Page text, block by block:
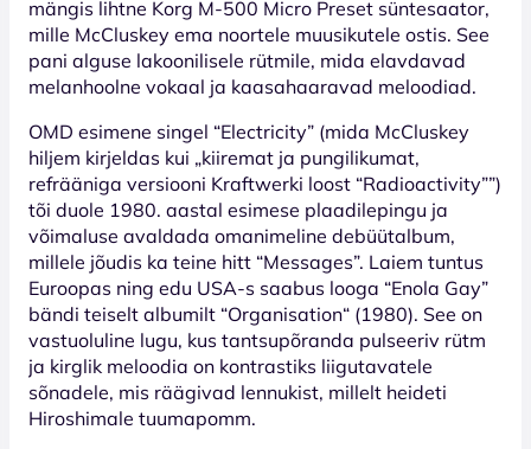
mängis lihtne Korg M-500 Micro Preset süntesaator,
mille McCluskey ema noortele muusikutele ostis. See
pani alguse lakoonilisele rütmile, mida elavdavad
melanhoolne vokaal ja kaasahaaravad meloodiad.
OMD esimene singel “Electricity” (mida McCluskey
hiljem kirjeldas kui „kiiremat ja pungilikumat,
refrääniga versiooni Kraftwerki loost “Radioactivity””)
tõi duole 1980. aastal esimese plaadilepingu ja
võimaluse avaldada omanimeline debüütalbum,
millele jõudis ka teine hitt “Messages”. Laiem tuntus
Euroopas ning edu USA-s saabus looga “Enola Gay”
bändi teiselt albumilt “Organisation“ (1980). See on
vastuoluline lugu, kus tantsupõranda pulseeriv rütm
ja kirglik meloodia on kontrastiks liigutavatele
sõnadele, mis räägivad lennukist, millelt heideti
Hiroshimale tuumapomm.